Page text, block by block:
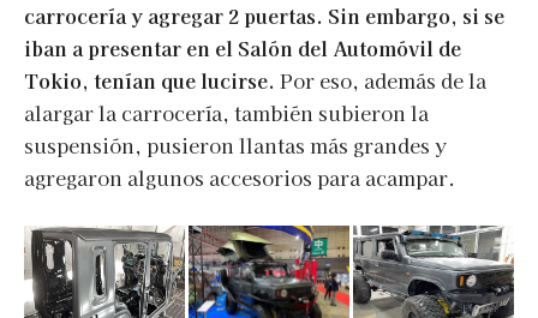
carrocería y agregar 2 puertas. Sin embargo, si se
iban a presentar en el Salón del Automóvil de
Tokio, tenían que lucirse. Por eso, además de la
alargar la carrocería, también subieron la
suspensión, pusieron llantas más grandes y
agregaron algunos accesorios para acampar.